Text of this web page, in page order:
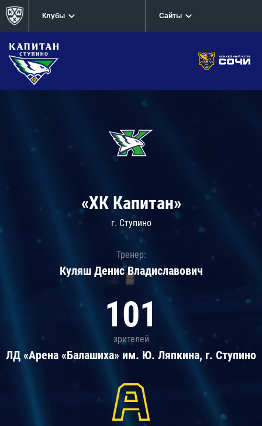
Клубы Сайты
«ХК Капитан»
г. Ступино
Тренер:
Куляш Денис Владиславович
101
зрителей
ЛД «Арена «Балашиха» им. Ю. Ляпкина, г. Ступино